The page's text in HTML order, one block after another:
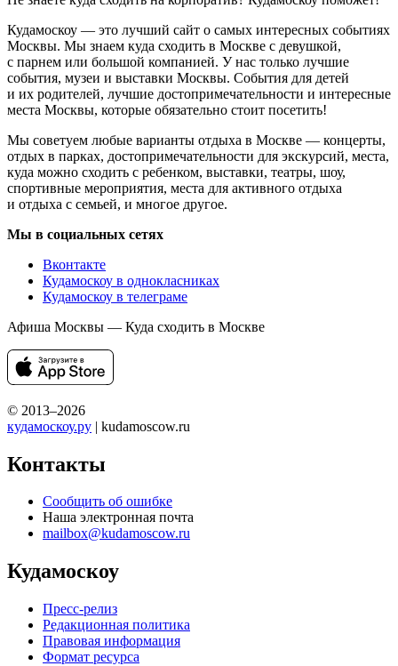
Кудамоскоу — это лучший сайт о самых интересных событиях
Москвы. Мы знаем куда сходить в Москве с девушкой,
с парнем или большой компанией. У нас только лучшие
события, музеи и выставки Москвы. События для детей
и их родителей, лучшие достопримечательности и интересные
места Москвы, которые обязательно стоит посетить!
Мы советуем любые варианты отдыха в Москве — концерты,
отдых в парках, достопримечательности для экскурсий, места,
куда можно сходить с ребенком, выставки, театры, шоу,
спортивные мероприятия, места для активного отдыха
и отдыха с семьей, и многое другое.
Мы в социальных сетях
Вконтакте
Кудамоскоу в однокласниках
Кудамоскоу в телеграме
Афиша Москвы — Куда сходить в Москве
© 2013–2026
кудамоскоу.ру | kudamoscow.ru
Контакты
Сообщить об ошибке
Наша электронная почта
mailbox@kudamoscow.ru
Кудамоскоу
Пресс-релиз
Редакционная политика
Правовая информация
Формат ресурса